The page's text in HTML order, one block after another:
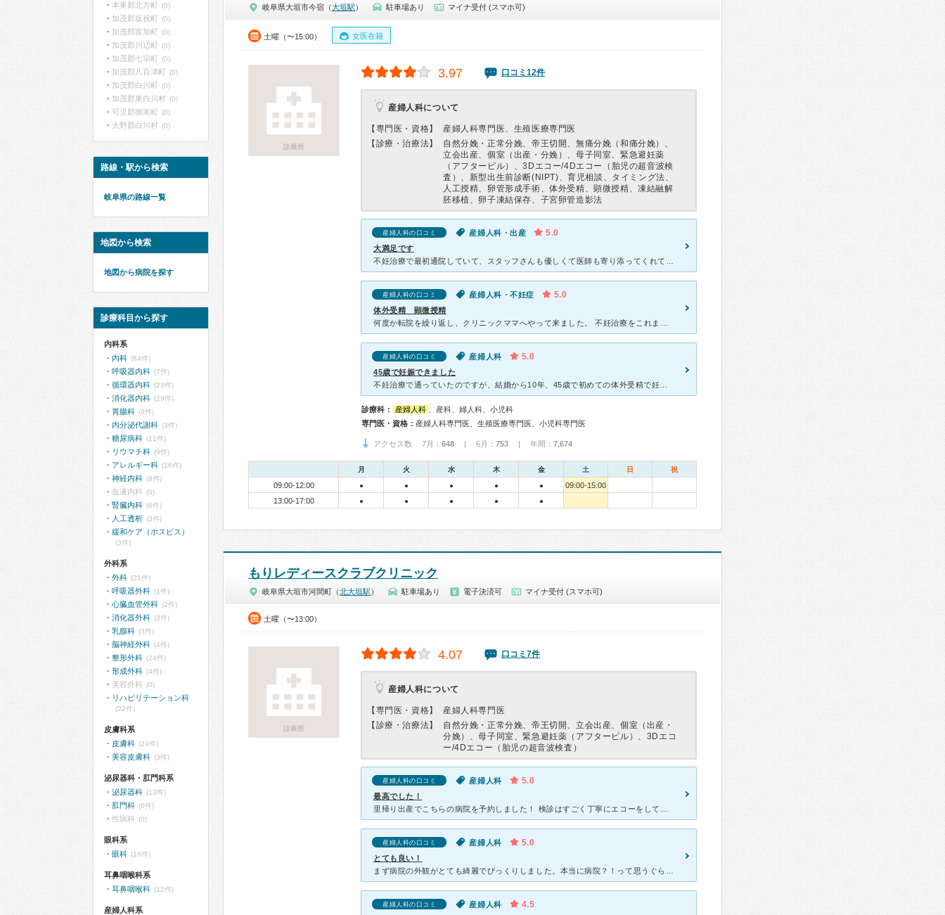
岐阜県大垣市今宿（大垣駅 ） 駐車場あり マイナ受付 (スマホ可)
土曜（〜15:00） 女医在籍
診療所
3.97 口コミ12件
産婦人科について
【専門医・資格】
産婦人科専門医、生殖医療専門医
【診療・治療法】
自然分娩・正常分娩、帝王切開、無痛分娩（和痛分娩）、
立会出産、個室（出産・分娩）、母子同室、緊急避妊薬
（アフターピル）、3Dエコー/4Dエコー（胎児の超音波検
査）、新型出生前診断(NIPT)、育児相談、タイミング法、
人工授精、卵管形成手術、体外受精、顕微授精、凍結融解
胚移植、卵子凍結保存、子宮卵管造影法
産婦人科の口コミ 産婦人科・出産 5.0
大満足です
産婦人科の口コミ 産婦人科・不妊症 5.0
体外受精 顕微授精
産婦人科の口コミ 産婦人科 5.0
45歳で妊娠できました
診療科： 産婦人科
、産科、婦人科、小児科
専門医・資格： 産婦人科専門医、生殖医療専門医、小児科専門医
アクセス数 7月： 648 | 6月： 753 | 年間： 7,674
月 火 水 木 金 土 日 祝
09:00-12:00 ● ● ● ● ●
09:00-15:00
13:00-17:00
● ● ● ● ●
もりレディースクラブクリニック
岐阜県大垣市河間町（北大垣駅 ） 駐車場あり 電子決済可 マイナ受付 (スマホ可)
土曜（〜13:00）
診療所
4.07 口コミ7件
産婦人科について
【専門医・資格】
産婦人科専門医
【診療・治療法】
自然分娩・正常分娩、帝王切開、立会出産、個室（出産・
分娩）、母子同室、緊急避妊薬（アフターピル）、3Dエコ
ー/4Dエコー（胎児の超音波検査）
産婦人科の口コミ 産婦人科 5.0
最高でした！
産婦人科の口コミ 産婦人科 5.0
とても良い！
産婦人科の口コミ 産婦人科 4.5
本巣郡北方町 (0)
加茂郡坂祝町 (0)
加茂郡富加町 (0)
加茂郡川辺町 (0)
加茂郡七宗町 (0)
加茂郡八百津町 (0)
加茂郡白川町 (0)
加茂郡東白川村 (0)
可児郡御嵩町 (0)
大野郡白川村 (0)
路線・駅から検索
岐阜県の路線一覧
地図から検索
地図から病院を探す
診療科目から探す
内科系
内科 (84件)
呼吸器内科 (7件)
循環器内科 (23件)
消化器内科 (29件)
胃腸科 (4件)
内分泌代謝科 (3件)
糖尿病科 (11件)
リウマチ科 (9件)
アレルギー科 (16件)
神経内科 (8件)
血液内科 (0)
腎臓内科 (6件)
人工透析 (3件)
緩和ケア（ホスピス）
(3件)
外科系
外科 (21件)
呼吸器外科 (1件)
心臓血管外科 (2件)
消化器外科 (3件)
乳腺科 (3件)
脳神経外科 (4件)
整形外科 (24件)
形成外科 (4件)
美容外科 (0)
リハビリテーション科
(22件)
皮膚科系
皮膚科 (24件)
美容皮膚科 (3件)
泌尿器科・肛門科系
泌尿器科 (13件)
肛門科 (6件)
性病科 (0)
眼科系
眼科 (16件)
耳鼻咽喉科系
耳鼻咽喉科 (12件)
産婦人科系